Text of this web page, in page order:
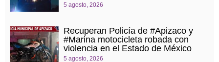
5 agosto, 2026
Recuperan Policía de #Apizaco y
#Marina motocicleta robada con
violencia en el Estado de México
5 agosto, 2026